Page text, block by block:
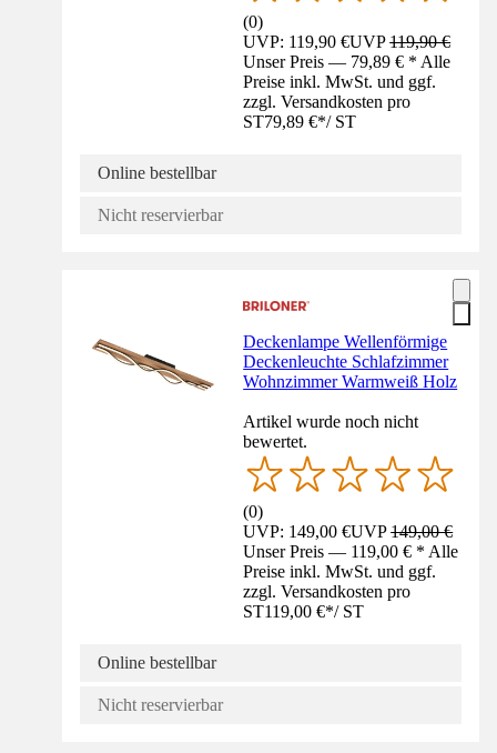
(0)
UVP: 119,90 €UVP119,90 €
Unser Preis — 79,89 € * Alle
Preise inkl. MwSt. und ggf.
zzgl. Versandkosten pro
ST79,89 €*/ ST
Online bestellbar
Nicht reservierbar
Deckenlampe Wellenförmige
Deckenleuchte Schlafzimmer
Wohnzimmer Warmweiß Holz
Artikel wurde noch nicht
bewertet.
(0)
UVP: 149,00 €UVP149,00 €
Unser Preis — 119,00 € * Alle
Preise inkl. MwSt. und ggf.
zzgl. Versandkosten pro
ST119,00 €*/ ST
Online bestellbar
Nicht reservierbar